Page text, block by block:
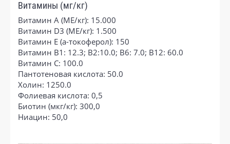
Витамины (мг/кг)
Витамин A (МЕ/кг): 15.000
Витамин D3 (МЕ/кг): 1.500
Витамин E (a-токоферол): 150
Витамин В1: 12.3; B2:10.0; B6: 7.0; B12: 60.0
Витамин C: 100.0
Пантотеновая кислота: 50.0
Холин: 1250.0
Фолиевая кислота: 0,5
Биотин (мкг/кг): 300,0
Ниацин: 50,0